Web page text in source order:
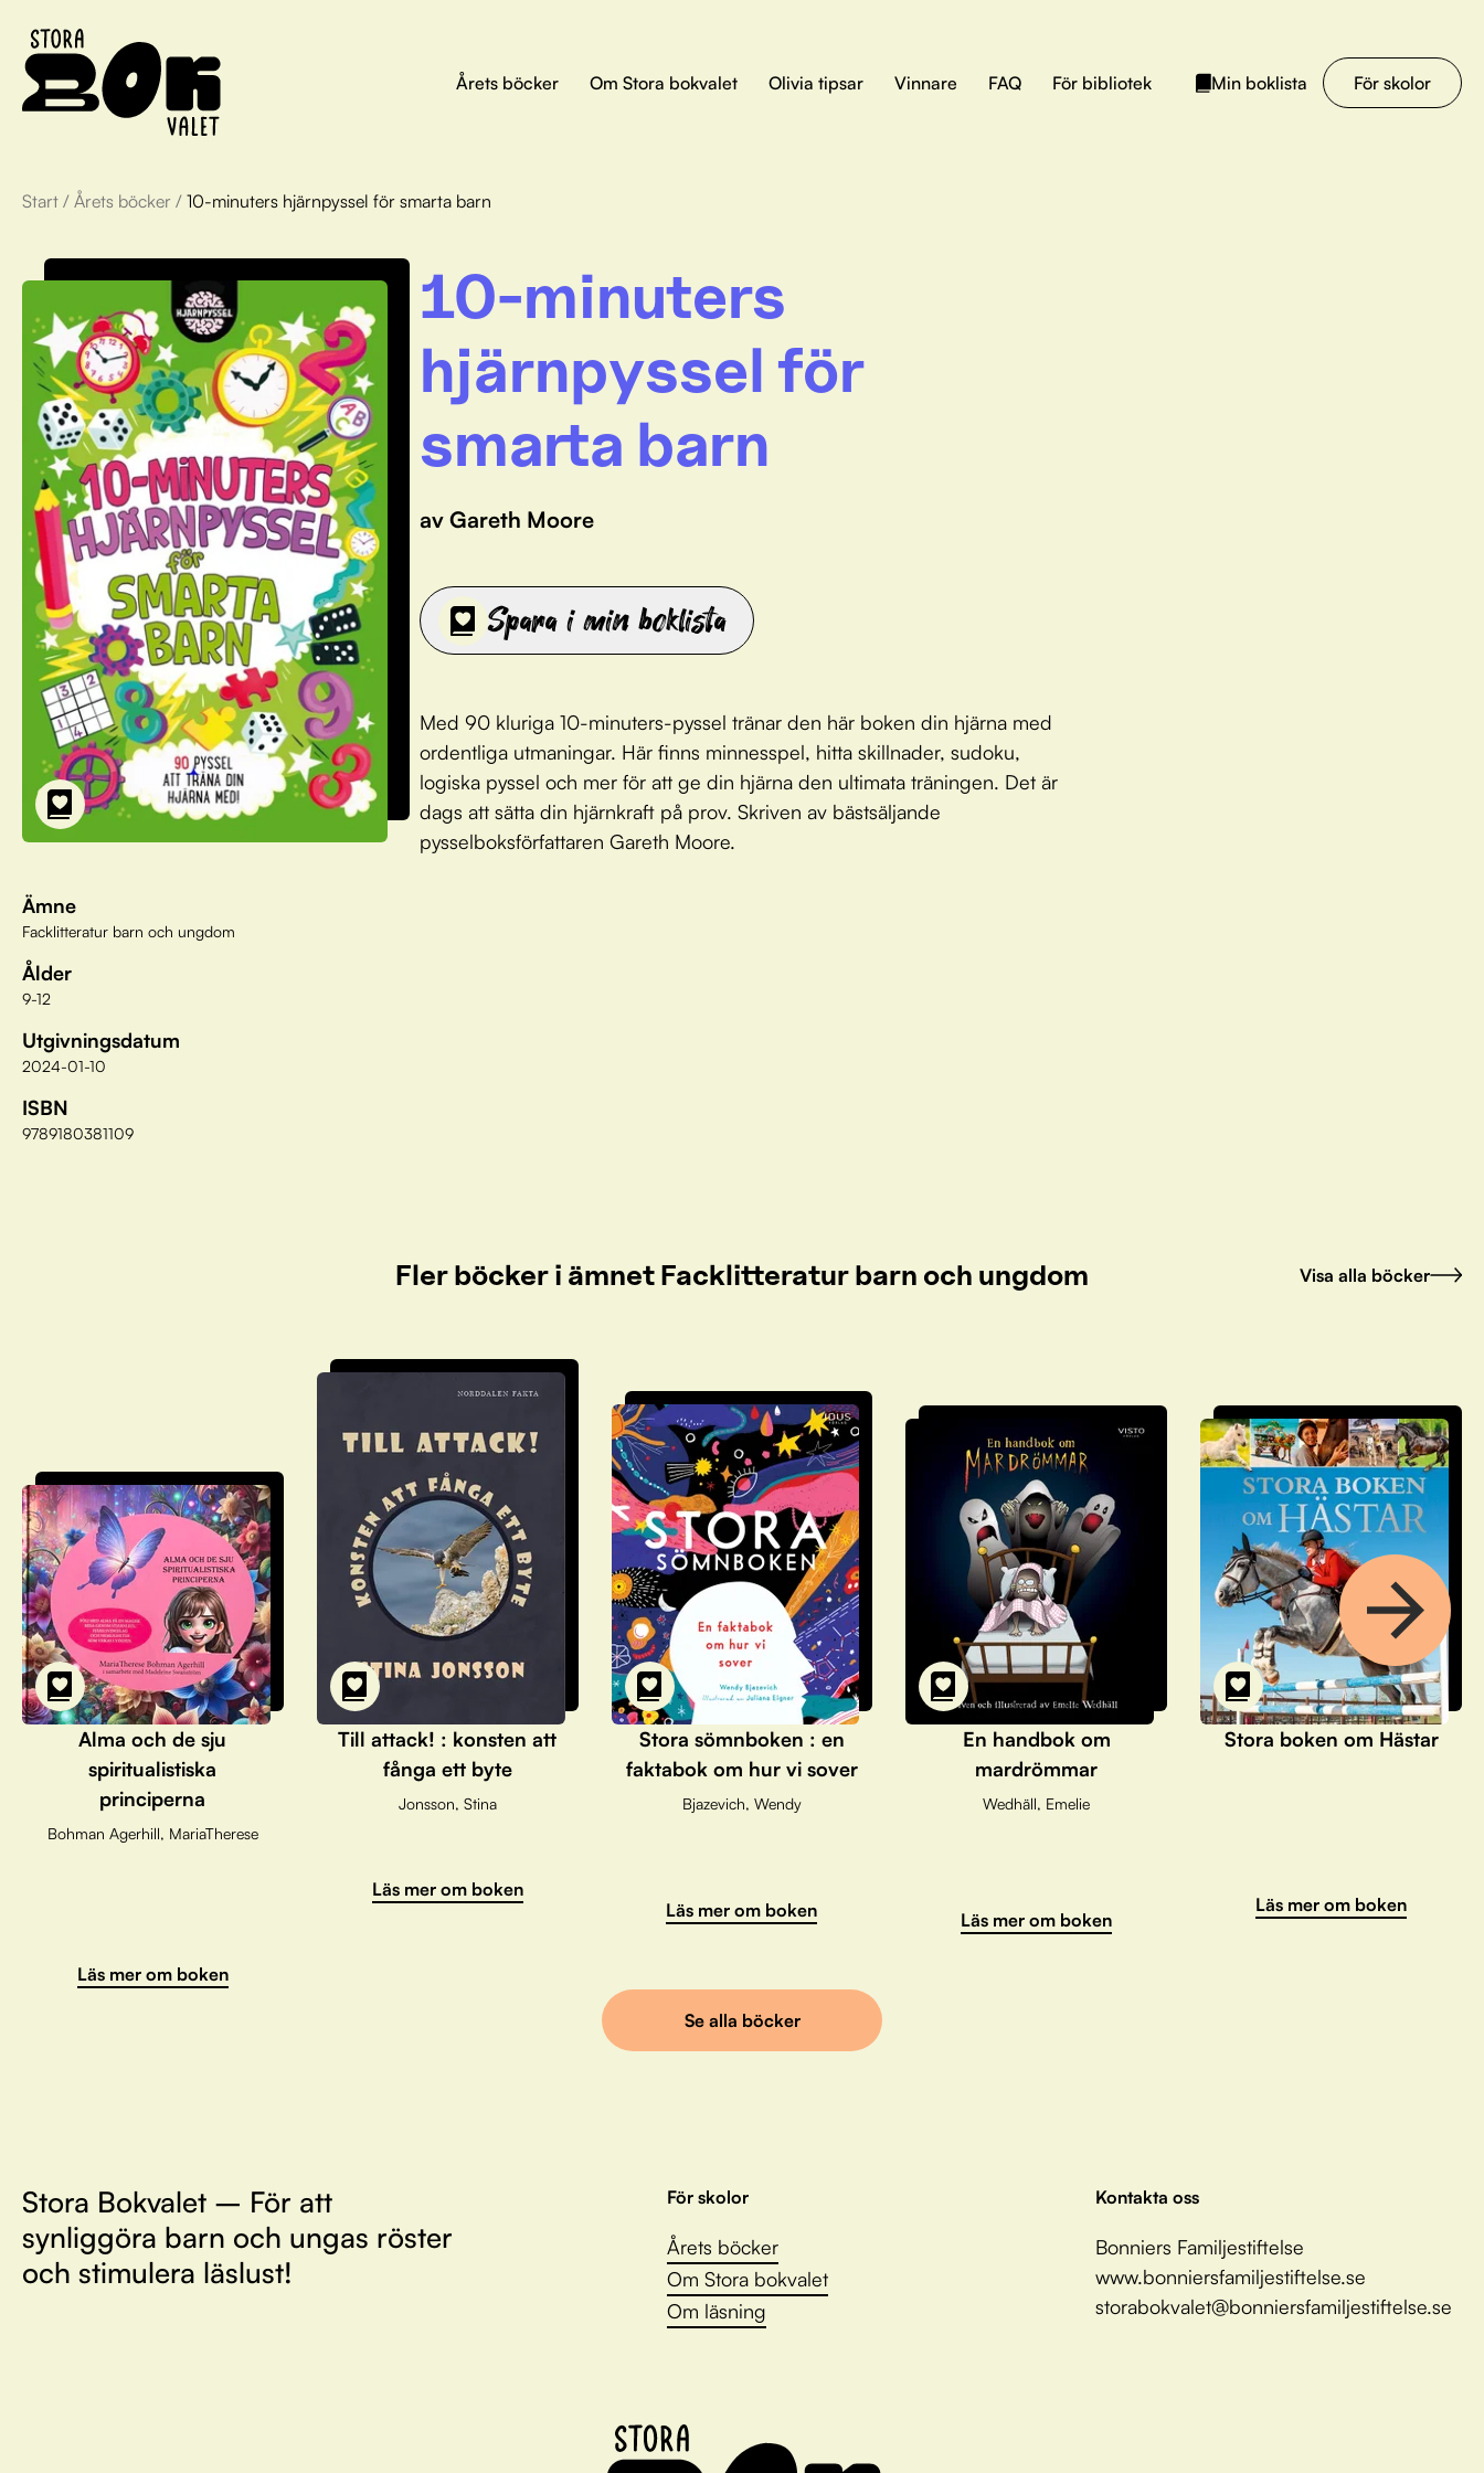
Årets böcker Om Stora bokvalet Olivia tipsar Vinnare FAQ För bibliotek Min boklista För skolor
Start / Årets böcker / 10-minuters hjärnpyssel för smarta barn
Ämne
Facklitteratur barn och ungdom
Ålder
9-12
Utgivningsdatum
2024-01-10
ISBN
9789180381109
10-minuters
hjärnpyssel för
smarta barn
av Gareth Moore
Spara i min boklista
Med 90 kluriga 10-minuters-pyssel tränar den här boken din hjärna med
ordentliga utmaningar. Här finns minnesspel, hitta skillnader, sudoku,
logiska pyssel och mer för att ge din hjärna den ultimata träningen. Det är
dags att sätta din hjärnkraft på prov. Skriven av bästsäljande
pysselboksförfattaren Gareth Moore.
Fler böcker i ämnet Facklitteratur barn och ungdom Visa alla böcker
Alma och de sju
spiritualistiska
principerna
Bohman Agerhill, MariaTherese
Läs mer om boken
Till attack! : konsten att
fånga ett byte
Jonsson, Stina
Läs mer om boken
Stora sömnboken : en
faktabok om hur vi sover
Bjazevich, Wendy
Läs mer om boken
En handbok om
mardrömmar
Wedhäll, Emelie
Läs mer om boken
Stora boken om Hästar
Läs mer om boken
Se alla böcker
Stora Bokvalet – För att
synliggöra barn och ungas röster
och stimulera läslust!
För skolor
Årets böcker
Om Stora bokvalet
Om läsning
Kontakta oss
Bonniers Familjestiftelse
www.bonniersfamiljestiftelse.se
storabokvalet@bonniersfamiljestiftelse.se